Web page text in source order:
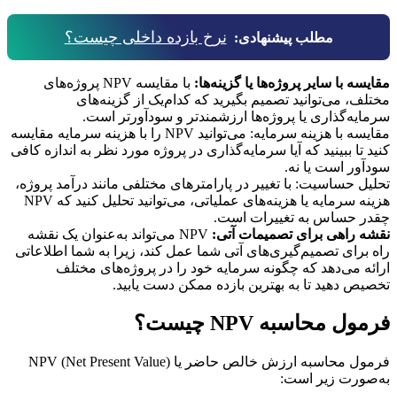
مطلب پیشنهادی: نرخ بازده داخلی چیست؟
مقایسه با سایر پروژه‌ها یا گزینه‌ها:
با مقایسه NPV پروژه‌های
مختلف، می‌توانید تصمیم بگیرید که کدام‌یک از گزینه‌های
سرمایه‌گذاری یا پروژه‌ها ارزشمندتر و سودآورتر است.
مقایسه با هزینه سرمایه: می‌توانید NPV را با هزینه سرمایه مقایسه
کنید تا ببینید که آیا سرمایه‌گذاری در پروژه مورد نظر به اندازه کافی
سودآور است یا نه.
تحلیل حساسیت: با تغییر در پارامترهای مختلفی مانند درآمد پروژه،
هزینه سرمایه یا هزینه‌های عملیاتی، می‌توانید تحلیل کنید که NPV
چقدر حساس به تغییرات است.
نقشه راهی برای تصمیمات آتی:
NPV می‌تواند به‌عنوان یک نقشه
راه برای تصمیم‌گیری‌های آتی شما عمل کند، زیرا به شما اطلاعاتی
ارائه می‌دهد که چگونه سرمایه خود را در پروژه‌های مختلف
تخصیص دهید تا به بهترین بازده ممکن دست یابید.
فرمول محاسبه NPV چیست؟
فرمول محاسبه ارزش خالص حاضر یا NPV (Net Present Value)
به‌صورت زیر است: